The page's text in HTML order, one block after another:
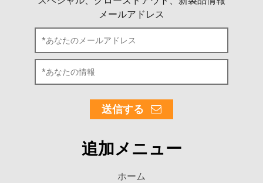
メールアドレス
追加メニュー
ホーム